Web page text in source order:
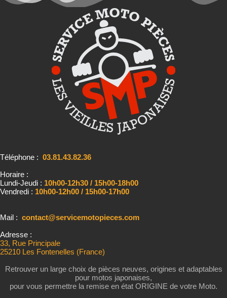
Téléphone : 03.81.43.82.36
Horaire :
Lundi-Jeudi : 10h00-12h30 / 15h00-18h00
Vendredi : 10h00-12h00 / 15h00-17h00
Mail : contact@servicemotopieces.com
Adresse :
33, Rue Principale
25210 Les Fontenelles (France)
Retrouver un large choix de pièces neuves, origines et adaptables
pour motos japonaises,
pour vous permettre la remise en état ORIGINE de votre Moto.